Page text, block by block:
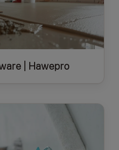
| Hawepro